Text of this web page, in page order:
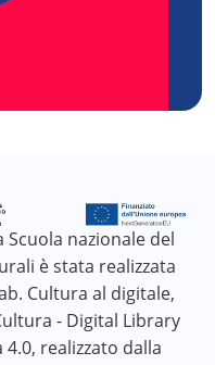
nazionale del
è stata realizzata
Cultura al digitale,
- Digital Library
realizzato dalla